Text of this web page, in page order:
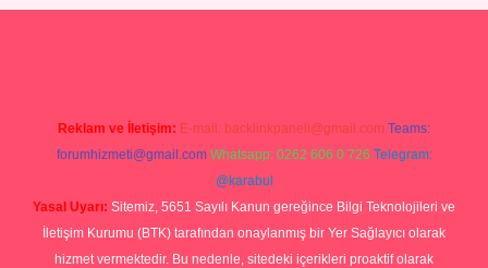
Reklam ve İletişim: E-mail: backlinkpaneli@gmail.com Teams:
forumhizmeti@gmail.com Whatsapp: 0262 606 0 726 Telegram:
@karabul
Yasal Uyarı: Sitemiz, 5651 Sayılı Kanun gereğince Bilgi Teknolojileri ve
İletişim Kurumu (BTK) tarafından onaylanmış bir Yer Sağlayıcı olarak
hizmet vermektedir. Bu nedenle, sitedeki içerikleri proaktif olarak